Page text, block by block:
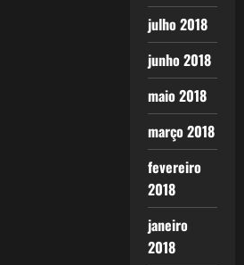
julho 2018
junho 2018
maio 2018
março 2018
fevereiro
2018
janeiro
2018